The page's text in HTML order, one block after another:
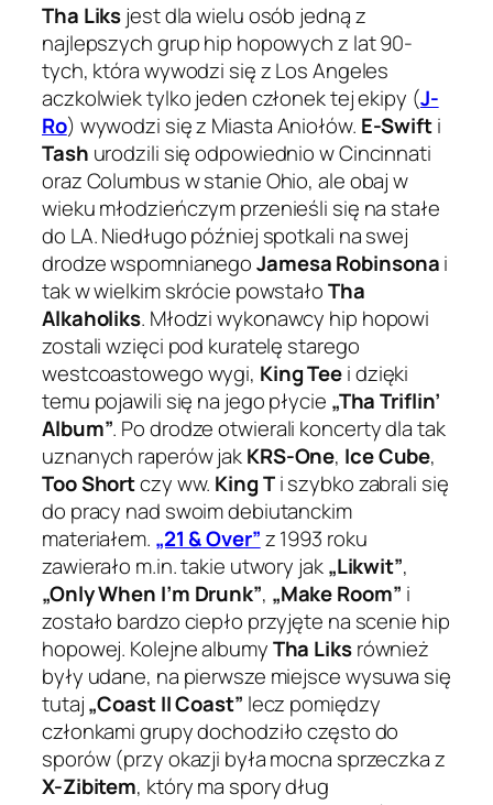
Tha Liksjest dla wielu osób jedną z
najlepszych grup hip hopowych z lat 90-
tych, która wywodzi się z Los Angeles
aczkolwiek tylko jeden członek tej ekipy (J-
Ro) wywodzi się z Miasta Aniołów. E-Swifti
Tash urodzili się odpowiednio w Cincinnati
oraz Columbus w stanie Ohio, ale obaj w
wieku młodzieńczym przenieśli się na stałe
do LA. Niedługo później spotkali na swej
drodze wspomnianegoJamesa Robinsonai
tak w wielkim skrócie powstałoTha
Alkaholiks. Młodzi wykonawcy hip hopowi
zostali wzięci pod kuratelę starego
westcoastowego wygi, King Teei dzięki
temu pojawili się na jego płycie „Tha Triflin’
Album”. Po drodze otwierali koncerty dla tak
uznanych raperów jakKRS-One, Ice Cube,
Too Shortczy ww. King Ti szybko zabrali się
do pracy nad swoim debiutanckim
materiałem. „21 & Over”z 1993 roku
zawierało m.in. takie utwory jak„Likwit”,
„Only When I’m Drunk”, „Make Room” i
zostało bardzo ciepło przyjęte na scenie hip
hopowej. Kolejne albumyTha Liksrównież
były udane, na pierwsze miejsce wysuwa się
tutaj„Coast II Coast” lecz pomiędzy
członkami grupy dochodziło często do
sporów (przy okazji była mocna sprzeczka z
X-Zibitem, który ma spory dług